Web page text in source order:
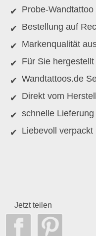
Probe-
Bestellung auf
Markenqualität
Für Sie
Wandtattoos.de
Direkt vom
schnelle Lieferung
Liebevoll verpackt
Jetzt teilen